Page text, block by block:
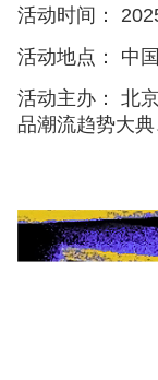
活动时间：
活动地点： 中
活动主办： 北
品潮流趋势大